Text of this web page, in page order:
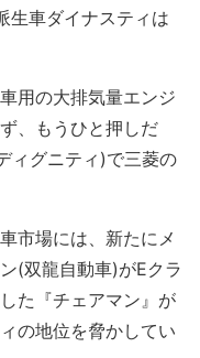
生車ダイナスティは
用の大排気量エンジ
、もうひと押しだ
ィグニティ)で三菱の
市場には、新たにメ
(双龍自動車)がEクラ
た『チェアマン』が
の地位を脅かしてい